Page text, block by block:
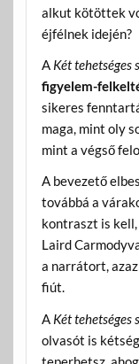
alkut kötöttek
éjfélnek idején?
A Két tehetséges
figyelem-
sikeres
maga, mint oly
mint a végső
A bevezető
továbbá a
kontraszt is
Laird
a narrátort,
fiút.
A Két tehetséges
olvasót is